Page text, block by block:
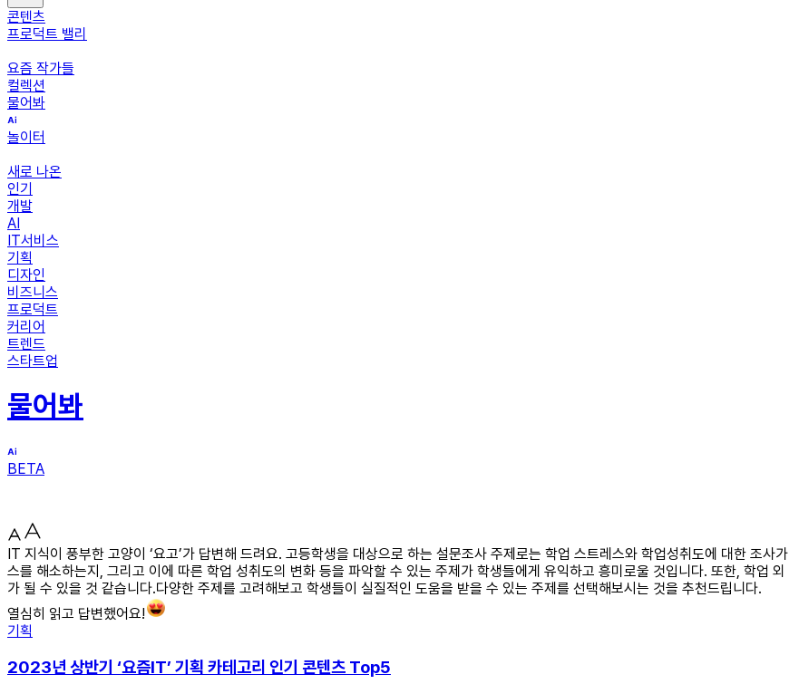
콘텐츠
프로덕트 밸리
요즘 작가들
컬렉션
물어봐
놀이터
새로 나온
인기
개발
AI
IT서비스
기획
디자인
비즈니스
프로덕트
커리어
트렌드
스타트업
물어봐
BETA
IT 지식이 풍부한 고양이 ‘요고’가 답변해 드려요. 고등학생을 대상으로 하는 설문조사 주제로는 학업 스트레스와 학업성취도에 대한 조
스를 해소하는지, 그리고 이에 따른 학업 성취도의 변화 등을 파악할 수 있는 주제가 학생들에게 유익하고 흥미로울 것입니다. 또한, 학업
가 될 수 있을 것 같습니다.다양한 주제를 고려해보고 학생들이 실질적인 도움을 받을 수 있는 주제를 선택해보시는 것을 추천드립니다.
열심히 읽고 답변했어요!
기획
2023년 상반기 ‘요즘IT’ 기획 카테고리 인기 콘텐츠 Top5